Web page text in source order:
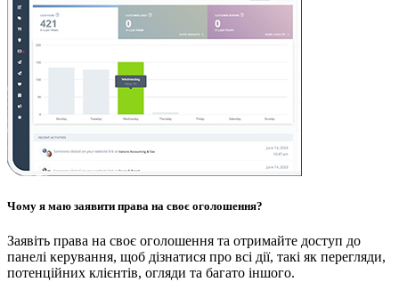
Чому я маю заявити права на своє оголошення?
Заявіть права на своє оголошення та отримайте доступ до
панелі керування, щоб дізнатися про всі дії, такі як перегляди,
потенційних клієнтів, огляди та багато іншого.